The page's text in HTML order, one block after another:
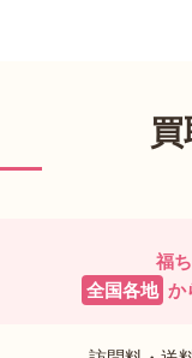
かけることは
22枚で、いず
だきました。
す。
福
全国各地 か